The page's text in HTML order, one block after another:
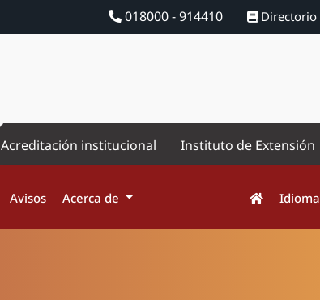
018000 - 914410 Directorio
Acreditación institucional Instituto de Extensión
Avisos Acerca de Idioma